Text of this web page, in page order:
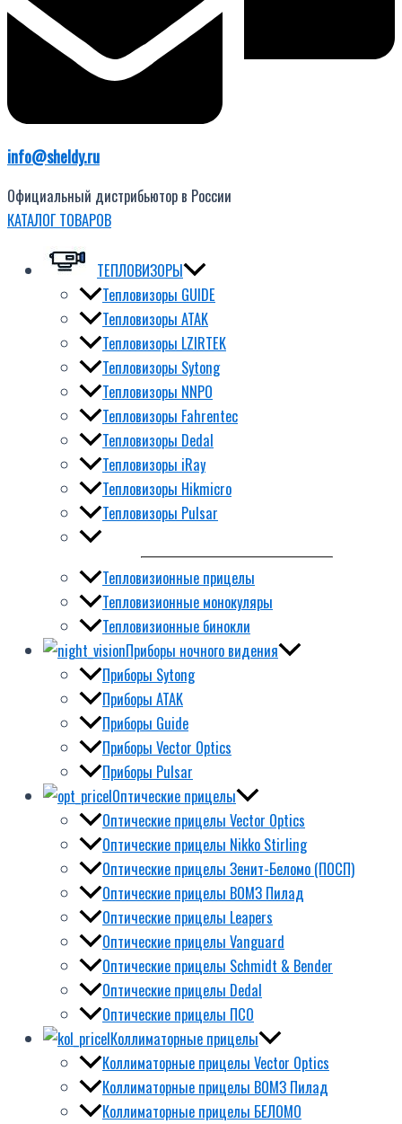
info@sheldy.ru
Официальный дистрибьютор в России
КАТАЛОГ ТОВАРОВ
ТЕПЛОВИЗОРЫ
Тепловизоры GUIDE
Тепловизоры ATAK
Тепловизоры LZIRTEK
Тепловизоры Sytong
Тепловизоры NNPO
Тепловизоры Fahrentec
Тепловизоры Dedal
Тепловизоры iRay
Тепловизоры Hikmicro
Тепловизоры Pulsar
Тепловизионные прицелы
Тепловизионные монокуляры
Тепловизионные бинокли
Приборы ночного видения
Приборы Sytong
Приборы ATAK
Приборы Guide
Приборы Vector Optics
Приборы Pulsar
Оптические прицелы
Оптические прицелы Vector Optics
Оптические прицелы Nikko Stirling
Оптические прицелы Зенит-Беломо (ПОСП)
Оптические прицелы ВОМЗ Пилад
Оптические прицелы Leapers
Оптические прицелы Vanguard
Оптические прицелы Schmidt & Bender
Оптические прицелы Dedal
Оптические прицелы ПСО
Коллиматорные прицелы
Коллиматорные прицелы Vector Optics
Коллиматорные прицелы ВОМЗ Пилад
Коллиматорные прицелы БЕЛОМО